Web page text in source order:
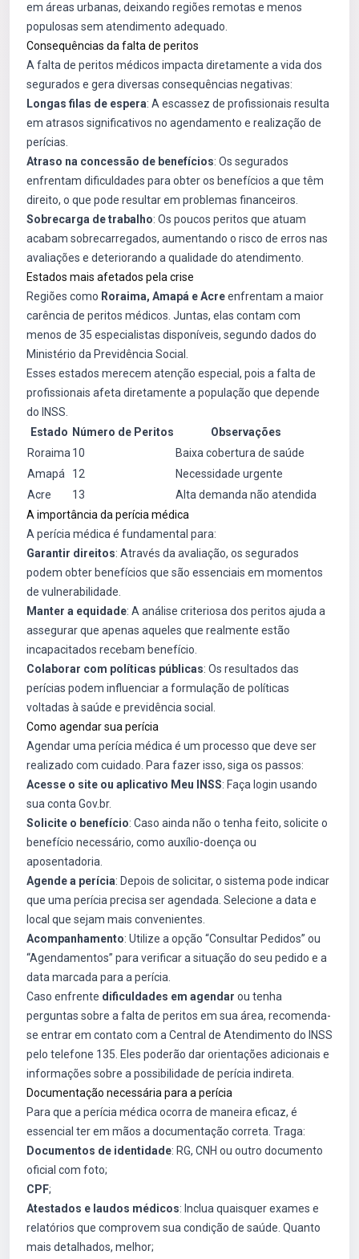
em áreas urbanas, deixando regiões remotas e menos
populosas sem atendimento adequado.
Consequências da falta de peritos
A falta de peritos médicos impacta diretamente a vida dos
segurados e gera diversas consequências negativas:
Longas filas de espera: A escassez de profissionais resulta
em atrasos significativos no agendamento e realização de
perícias.
Atraso na concessão de benefícios: Os segurados
enfrentam dificuldades para obter os benefícios a que têm
direito, o que pode resultar em problemas financeiros.
Sobrecarga de trabalho: Os poucos peritos que atuam
acabam sobrecarregados, aumentando o risco de erros nas
avaliações e deteriorando a qualidade do atendimento.
Estados mais afetados pela crise
Regiões como Roraima, Amapá e Acreenfrentam a maior
carência de peritos médicos. Juntas, elas contam com
menos de 35 especialistas disponíveis, segundo dados do
Ministério da Previdência Social.
Esses estados merecem atenção especial, pois a falta de
profissionais afeta diretamente a população que depende
do INSS.
Estado Número de Peritos
Observações
Roraima 10
Baixa cobertura de saúde
Amapá
12
Necessidade urgente
Acre
13
Alta demanda não atendida
A importância da perícia médica
A perícia médica é fundamental para:
Garantir direitos: Através da avaliação, os segurados
podem obter benefícios que são essenciais em momentos
de vulnerabilidade.
Manter a equidade: A análise criteriosa dos peritos ajuda a
assegurar que apenas aqueles que realmente estão
incapacitados recebam benefício.
Colaborar com políticas públicas: Os resultados das
perícias podem influenciar a formulação de políticas
voltadas à saúde e previdência social.
Como agendar sua perícia
Agendar uma perícia médica é um processo que deve ser
realizado com cuidado. Para fazer isso, siga os passos:
Acesse o site ou aplicativo Meu INSS: Faça login usando
sua conta Gov.br.
Solicite o benefício: Caso ainda não o tenha feito, solicite o
benefício necessário, como auxílio-doença ou
aposentadoria.
Agende a perícia: Depois de solicitar, o sistema pode indicar
que uma perícia precisa ser agendada. Selecione a data e
local que sejam mais convenientes.
Acompanhamento: Utilize a opção “Consultar Pedidos” ou
“Agendamentos” para verificar a situação do seu pedido e a
data marcada para a perícia.
Caso enfrente dificuldades em agendar ou tenha
perguntas sobre a falta de peritos em sua área, recomenda-
se entrar em contato com a Central de Atendimento do INSS
pelo telefone 135. Eles poderão dar orientações adicionais e
informações sobre a possibilidade de perícia indireta
Documentação necessária para a perícia
Para que a perícia médica ocorra de maneira eficaz, é
essencial ter em mãos a documentação correta. Traga:
Documentos de identidade: RG, CNH ou outro documento
oficial com foto;
CPF;
Atestados e laudos médicos: Inclua quaisquer exames e
relatórios que comprovem sua condição de saúde. Quanto
mais detalhados, melhor;